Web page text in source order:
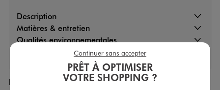
Description
Matières & entretien
Qualités environnementales
Produits achetés ensemble
PRÊT À OPTIMISER
VOTRE SHOPPING ?
Continuer sans accepter